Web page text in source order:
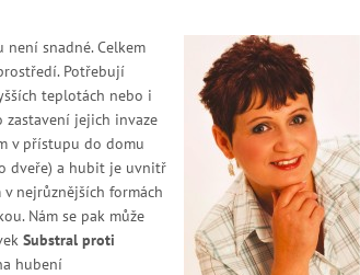
snadné. Celkem
Potřebují
teplotách nebo i
zastavení jejich invaze
v přístupu do domu
dveře) a hubit je uvnitř
nejrůznějších formách
Nám se pak může
Substral proti
hubení